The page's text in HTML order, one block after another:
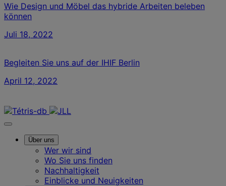
Wie Design und Möbel das hybride Arbeiten beleben
können
Juli 18, 2022
Begleiten Sie uns auf der IHIF Berlin
April 12, 2022
Über uns
Wer wir sind
Wo Sie uns finden
Nachhaltigkeit
Einblicke und Neuigkeiten